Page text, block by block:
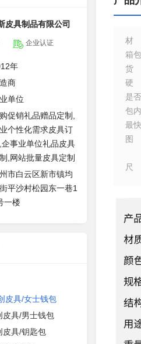
皮具制品有限公司
企业认证
年
商
单位
促销礼品赠品定制,
个性化需求皮具订
企事业单位礼品皮具
,网站批量皮具定制
市白云区新市镇均
平沙村松园东一巷1
一楼
皮具/女士钱包
皮具/男士钱包
皮具/钥匙包
箱
是
包
最